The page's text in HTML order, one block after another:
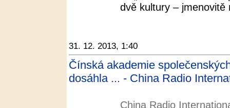
dvě kultury – jmenovitě
31. 12. 2013, 1:40
Čínská akademie
dosáhla ... - China Radio
China Radio